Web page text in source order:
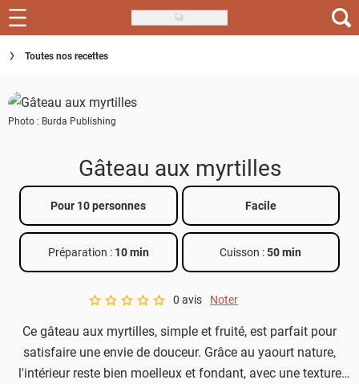
Skip
to
main
Recettes
Inspirations
Conseils
Menu de la semaine
Actus
Téléchargez l'app Saveurs Recettes
Index des recettes
Toutes nos recettes
Photo : Burda Publishing
Gâteau aux myrtilles
Pour 10 personnes Facile
Préparation : 10 min Cuisson :50 min
A star rating of 0 out of 5.
0 avis Noter
Ce gâteau aux myrtilles, simple et fruité, est parfait pour
satisfaire une envie de douceur. Grâce au yaourt nature,
l'intérieur reste bien moelleux et fondant, avec une texture